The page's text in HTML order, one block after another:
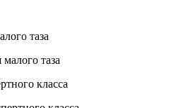
таза
класса